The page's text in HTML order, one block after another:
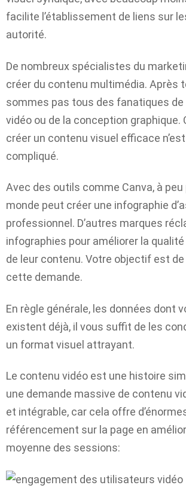
facilite l’établissement de liens sur
autorité.
De nombreux spécialistes du
créer du contenu multimédia. Après
sommes pas tous des fanatiques de
vidéo ou de la conception graphique.
créer un contenu visuel efficace
compliqué.
Avec des outils comme Canva, à
monde peut créer une infographie
professionnel. D’autres marques
infographies pour améliorer la
de leur contenu. Votre objectif est de
cette demande.
En règle générale, les données dont
existent déjà, il vous suffit de les
un format visuel attrayant.
Le contenu vidéo est une histoire
une demande massive de contenu
et intégrable, car cela offre
référencement sur la page en
moyenne des sessions: